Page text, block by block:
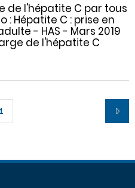
de l'hépatite C par tous
: Hépatite C : prise en
- HAS - Mars 2019
de l'hépatite C
1